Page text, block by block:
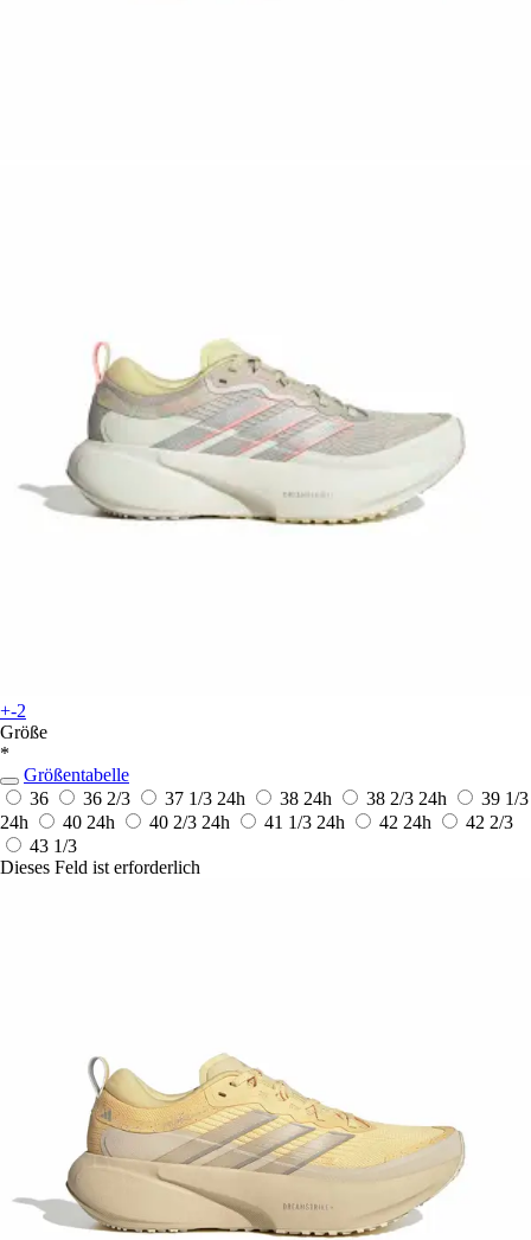
+-2
Größe
*
Größentabelle
36
36 2/3 37 1/3 24h 38 24h 38 2/3 24h
39 1/3
24h
40 24h 40 2/3 24h 41 1/3 24h 42 24h
42 2/3
43 1/3
Dieses Feld ist erforderlich